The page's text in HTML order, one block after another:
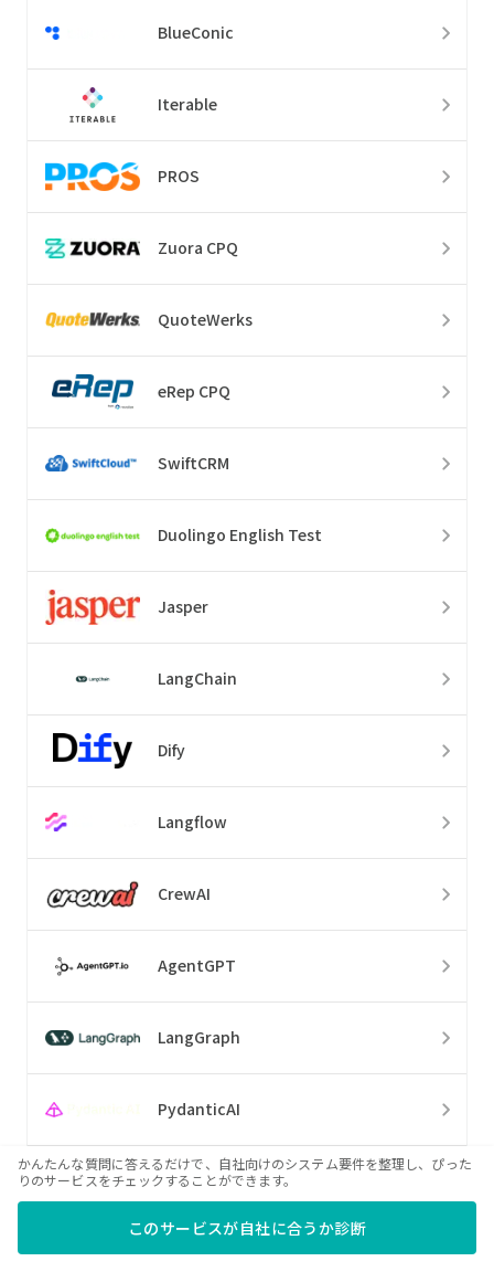
BlueConic
Iterable
PROS
Zuora CPQ
QuoteWerks
eRep CPQ
SwiftCRM
Duolingo English Test
Jasper
LangChain
Dify
Langflow
CrewAI
AgentGPT
LangGraph
PydanticAI
Superagent
CopilotKit
かんたんな質問に答えるだけで、自社向けのシステム要件を整理し、ぴった
りのサービスをチェックすることができます。
このサービスが自社に合うか診断